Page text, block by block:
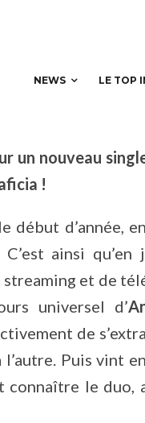
NEWS LE TOP
!
un nouveau
!
début d’année,
ainsi
et de
universel d’
de
Puis vint
connaître le